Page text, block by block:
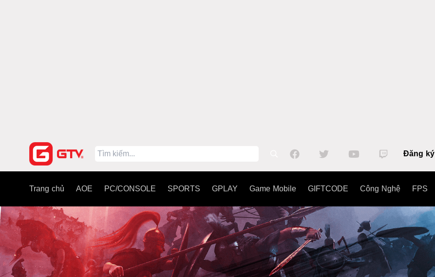
Đăng ký
Trang chủ AOE PC/CONSOLE SPORTS GPLAY Game Mobile GIFTCODE Công Nghệ FPS